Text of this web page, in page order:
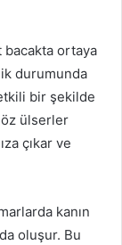
ortaya
durumunda
bir şekilde
ülserler
çıkar ve
kanın
oluşur. Bu